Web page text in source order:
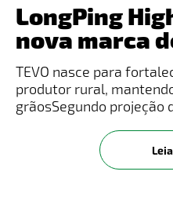
LongPing
nova marca
milho
TEVO nasce para
produtor rural,
grãosSegundo projeção
2022/2023 deve trazer
produção, impulsionado